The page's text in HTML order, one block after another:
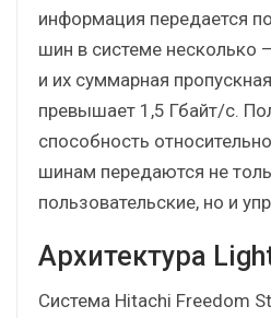
информация передается
шин в системе несколько
и их суммарная
превышает 1,5 Гбайт/с.
способность
шинам передаются не
пользовательские, но и
Архитектура
Система Hitachi Freedom